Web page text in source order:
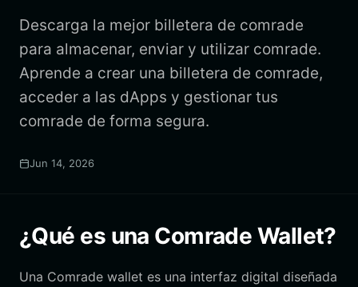
Descarga la mejor billetera de comrade
para almacenar, enviar y utilizar comrade.
Aprende a crear una billetera de comrade,
acceder a las dApps y gestionar tus
comrade de forma segura.
Jun 14, 2026
¿Qué es una Comrade Wallet?
Una Comrade wallet es una interfaz digital diseñada